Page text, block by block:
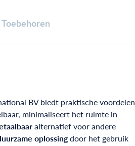
Toebehoren
BV biedt praktische voordelen
minimaliseert het ruimte in
alternatief voor andere
oplossingdoor het gebruik